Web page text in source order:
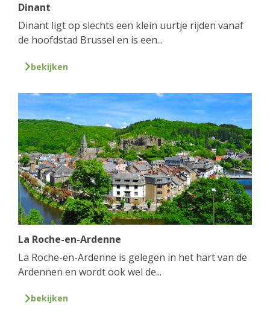
Dinant
Dinant ligt op slechts een klein uurtje rijden vanaf
de hoofdstad Brussel en is een...
bekijken
La Roche-en-Ardenne
La Roche-en-Ardenne is gelegen in het hart van de
Ardennen en wordt ook wel de...
bekijken